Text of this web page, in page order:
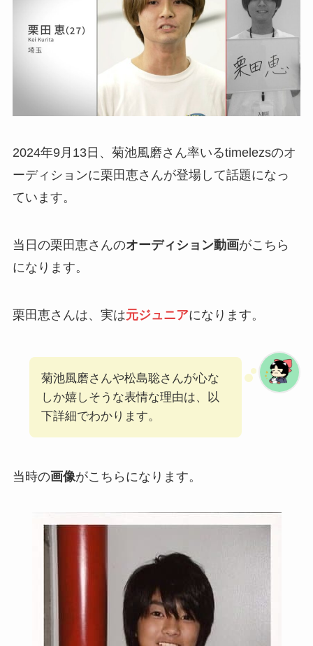
2024年9月13日、菊池風磨さん率いるtimelezsのオ
ーディションに栗田恵さんが登場して話題になっ
ています。
当日の栗田恵さんのオーディション動画がこちら
になります。
栗田恵さんは、実は元ジュニアになります。
菊池風磨さんや松島聡さんが心な
しか嬉しそうな表情な理由は、以
下詳細でわかります。
当時の画像がこちらになります。